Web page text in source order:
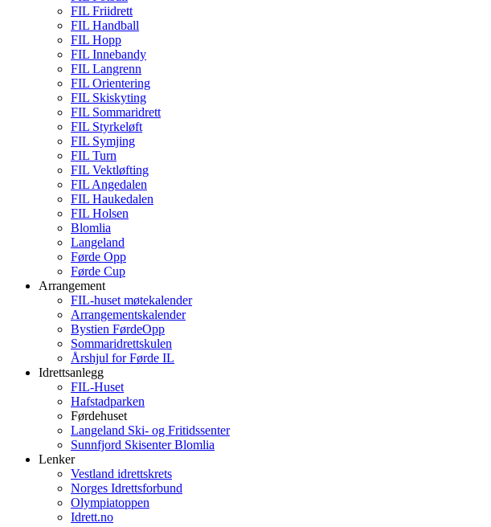
FIL Friidrett
FIL Handball
FIL Hopp
FIL Innebandy
FIL Langrenn
FIL Orientering
FIL Skiskyting
FIL Sommaridrett
FIL Styrkeløft
FIL Symjing
FIL Turn
FIL Vektløfting
FIL Angedalen
FIL Haukedalen
FIL Holsen
Blomlia
Langeland
Førde Opp
Førde Cup
Arrangement
FIL-huset møtekalender
Arrangementskalender
Bystien FørdeOpp
Sommaridrettskulen
Årshjul for Førde IL
Idrettsanlegg
FIL-Huset
Hafstadparken
Førdehuset
Langeland Ski- og Fritidssenter
Sunnfjord Skisenter Blomlia
Lenker
Vestland idrettskrets
Norges Idrettsforbund
Olympiatoppen
Idrett.no